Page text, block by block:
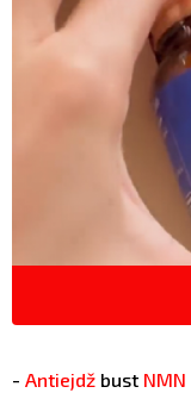
- Antiejdž bust NMN